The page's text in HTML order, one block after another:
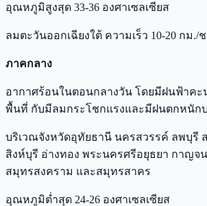
อุณหภูมิสูงสุด 33-36 องศาเซลเซียส
ลมตะวันออกเฉียงใต้ ความเร็ว 10-20 กม./
ภาคกลาง
อากาศร้อนในตอนกลางวัน โดยมีฝนฟ้าคะ
พื้นที่ กับมีลมกระโชกแรงและมีฝนตกหนัก
บริเวณจังหวัดอุทัยธานี นครสวรรค์ ลพบุรี
สิงห์บุรี อ่างทอง พระนครศรีอยุธยา กาญจ
สมุทรสงคราม และสมุทรสาคร
อุณหภูมิต่ำสุด 24-26 องศาเซลเซียส